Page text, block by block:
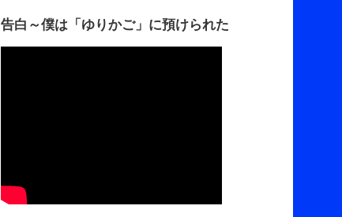
告白～僕は「ゆりかご」に預けられた